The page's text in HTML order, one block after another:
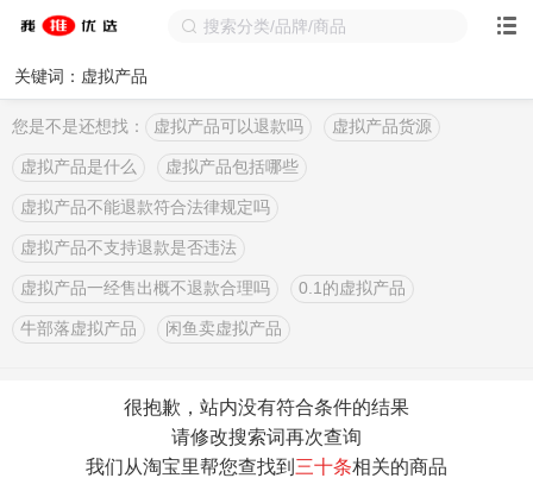
关键词：虚拟产品
您是不是还想找： 虚拟产品可以退款吗 虚拟产品货源
虚拟产品是什么 虚拟产品包括哪些
虚拟产品不能退款符合法律规定吗
虚拟产品不支持退款是否违法
虚拟产品一经售出概不退款合理吗 0.1的虚拟产品
牛部落虚拟产品 闲鱼卖虚拟产品
很抱歉，站内没有符合条件的结果
请修改搜索词再次查询
我们从淘宝里帮您查找到 三十条相关的商品